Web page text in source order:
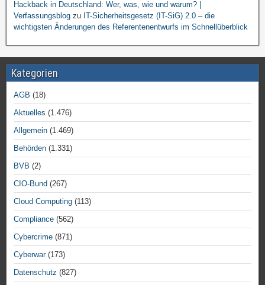
Hackback in Deutschland: Wer, was, wie und warum? |
Verfassungsblog zu IT-Sicherheitsgesetz (IT-SiG) 2.0 – die
wichtigsten Änderungen des Referentenentwurfs im Schnellüberblick
Kategorien
AGB (18)
Aktuelles (1.476)
Allgemein (1.469)
Behörden (1.331)
BVB (2)
CIO-Bund (267)
Cloud Computing (113)
Compliance (562)
Cybercrime (871)
Cyberwar(173)
Datenschutz (827)